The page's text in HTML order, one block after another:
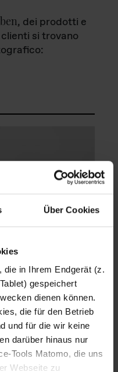
Über Cookies
die in Ihrem Endgerät (z.
gespeichert
dienen können.
die für den Betrieb
und für die wir keine
darüber hinaus nur
Tools Matomo, die uns
Webseite zu
, dei prodotti e
si trovano
Lorenz